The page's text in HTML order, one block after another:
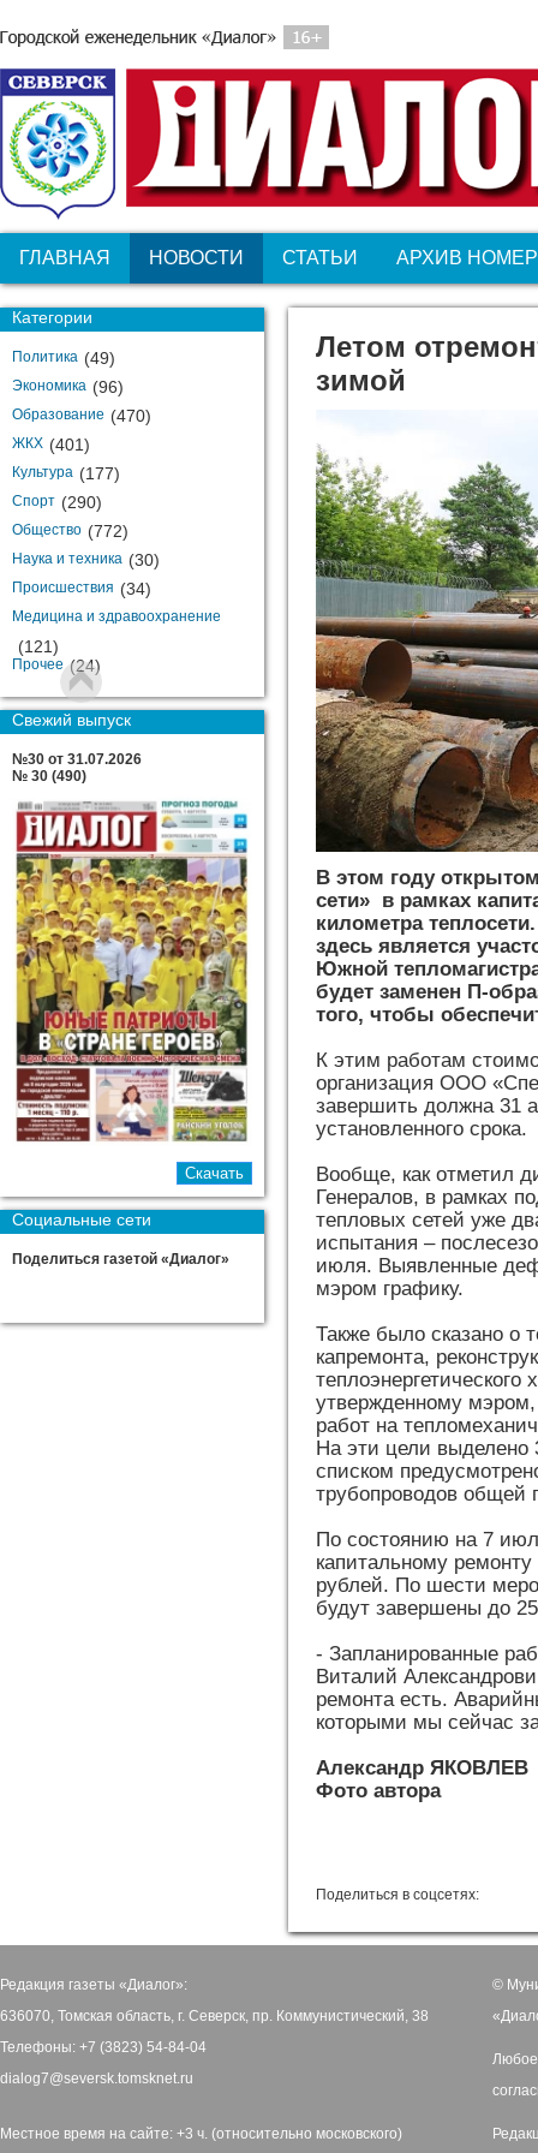
ГЛАВНАЯ НОВОСТИ СТАТЬИ АРХИВ
Категории
Политика (49)
Экономика (96)
Образование (470)
ЖКХ (401)
Культура (177)
Спорт (290)
Общество (772)
Наука и техника (30)
Происшествия (34)
Медицина и здравоохранение
(121)
Прочее (24)
Свежий выпуск
№30 от 31.07.2026
№ 30 (490)
Социальные сети
Поделиться газетой «Диалог»
Летом
зимой
В этом году
сети» в рамках
километра
здесь является
Южной
будет заменен П-
того, чтобы
К этим работам
организация ООО
завершить должна 31
установленного срока.
Вообще, как отметил
Генералов, в рамках
тепловых сетей уже
испытания –
июля. Выявленные
мэром графику.
Также было сказано о
капремонта,
теплоэнергетического
утвержденному мэром,
работ на
На эти цели выделено
списком
трубопроводов общей
По состоянию на 7
капитальному
рублей. По шести
будут завершены до
- Запланированные
Виталий
ремонта есть.
которыми мы сейчас
Александр ЯКОВЛЕВ
Фото автора
Поделиться в соцсетях:
Редакция газеты «Диалог»:
636070, Томская область, г. Северск, пр. Коммунистический, 38
Телефоны: +7 (3823) 54-84-04
dialog7@seversk.tomsknet.ru
Местное время на сайте: +3 ч. (относительно московского)
©
Любое